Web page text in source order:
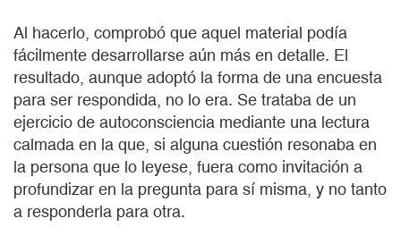
Al hacerlo, comprobó que aquel material podía
fácilmente desarrollarse aún más en detalle. El
resultado, aunque adoptó la forma de una encuesta
para ser respondida, no lo era. Se trataba de un
ejercicio de autoconsciencia mediante una lectura
calmada en la que, si alguna cuestión resonaba en
la persona que lo leyese, fuera como invitación a
profundizar en la pregunta para sí misma, y no tanto
a responderla para otra.